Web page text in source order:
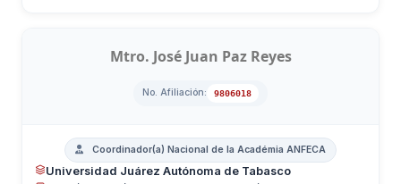
Mtro. José Juan Paz Reyes
No. Afiliación: 9806018
Coordinador(a) Nacional de la Académia ANFECA
Universidad Juárez Autónoma de Tabasco